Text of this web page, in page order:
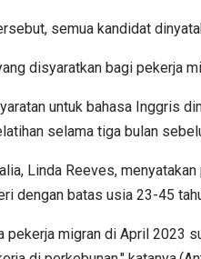
semua kandidat
disyaratkan bagi pekerja
untuk bahasa Inggris
selama tiga bulan
Linda Reeves,
dengan batas usia 23-45
pekerja migran di April 2023